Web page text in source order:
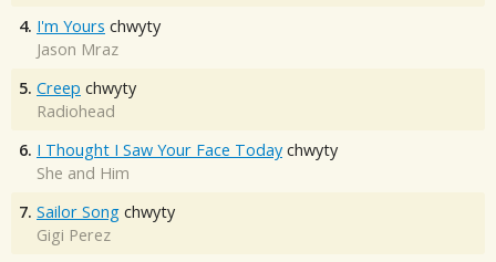
4. I'm Yours chwyty
Jason Mraz
5. Creep chwyty
Radiohead
6. I Thought I Saw Your Face Today chwyty
She and Him
7. Sailor Song chwyty
Gigi Perez